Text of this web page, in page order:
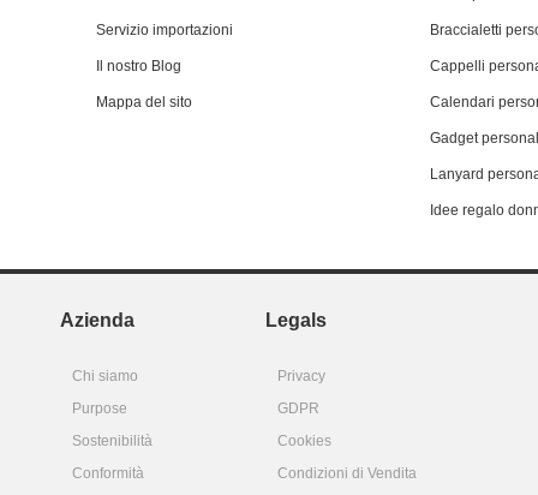
Servizio importazioni
Il nostro Blog
Mappa del sito
Braccialetti
Cappelli
Calendari
Gadget
Lanyard
Idee regalo
Azienda Legals
Chi siamo
Privacy
Purpose
GDPR
Sostenibilità
Cookies
Conformità
Condizioni di Vendita